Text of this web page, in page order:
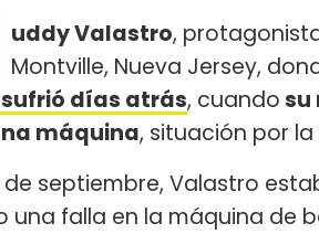
uddy Valastro,
Montville, Nueva Jersey,
días atrás, cuandosu
máquina, situación por
de septiembre, Valastro
una falla en la máquina de